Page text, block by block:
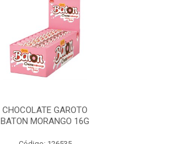
CHOCOLATE GAROTO
BATON MORANGO 16G